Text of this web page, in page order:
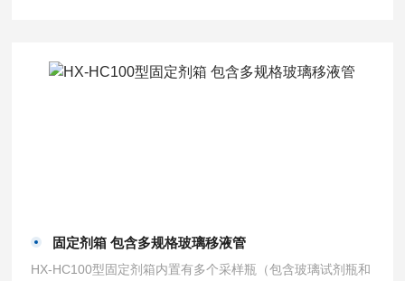
固定剂箱 包含多规格玻璃移液管
HX-HC100型固定剂箱内置有多个采样瓶（包含玻璃试剂瓶和